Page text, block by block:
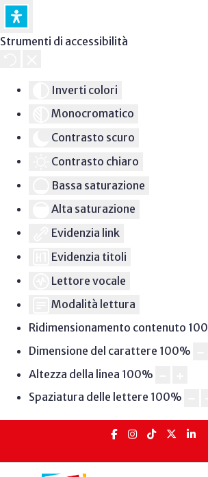
Strumenti di accessibilità
Inverti colori
Monocromatico
Contrasto scuro
Contrasto chiaro
Bassa saturazione
Alta saturazione
Evidenzia link
Evidenzia titoli
Lettore vocale
Modalità lettura
Ridimensionamento contenuto 100
Dimensione del carattere 100%
Altezza della linea 100%
Spaziatura delle lettere 100%